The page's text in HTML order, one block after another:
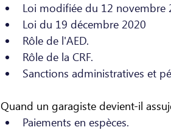
Loi modifiée du 12 novembre
Loi du 19 décembre 2020
Rôle de l'AED.
Rôle de la CRF.
Sanctions administratives et
Quand un garagiste devient-il
Paiements en espèces.